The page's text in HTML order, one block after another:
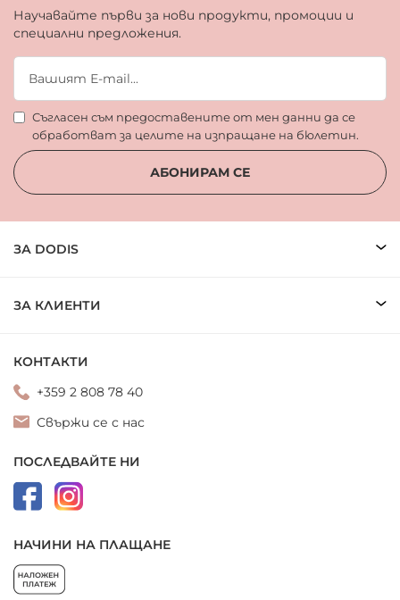
Научавайте първи за нови продукти, промоции и
специални предложения.
Съгласен съм предоставените от мен данни да се
обработват за целите на изпращане на бюлетин.
АБОНИРАМ СЕ
ЗА DODIS
ЗА КЛИЕНТИ
КОНТАКТИ
+359 2 808 78 40
Свържи се с нас
ПОСЛЕДВАЙТЕ НИ
НАЧИНИ НА ПЛАЩАНЕ